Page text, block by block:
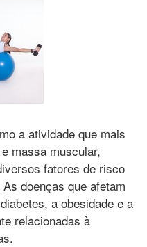
a atividade que mais
massa muscular,
fatores de risco
doenças que afetam
a obesidade e a
relacionadas à